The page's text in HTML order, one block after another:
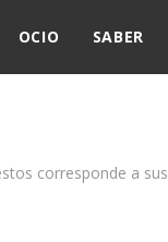
OCIO SABER
corresponde a sus